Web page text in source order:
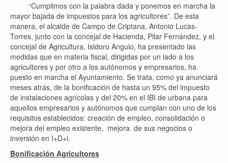
“Cumplimos con la palabra dada y ponemos en marcha la
mayor bajada de impuestos para los agricultores”. De esta
manera, el alcalde de Campo de Criptana, Antonio Lucas-
Torres, junto con la concejal de Hacienda, Pilar Fernández, y el
concejal de Agricultura, Isidoro Angulo, ha presentado las
medidas que en materia fiscal, dirigidas por un lado a los
agricultores y por otro a los autónomos y empresarios, ha
puesto en marcha el Ayuntamiento. Se trata, como ya anunciará
meses atrás, de la bonificación de hasta un 95% del impuesto
de instalaciones agrícolas y del 20% en el IBI de urbana para
aquellos empresarios y autónomos que cumplan con uno de los
requisitos establecidos: creación de empleo, consolidación o
mejora del empleo existente, mejora de sus negocios o
inversión en I+D+i.
Bonificación Agricultores